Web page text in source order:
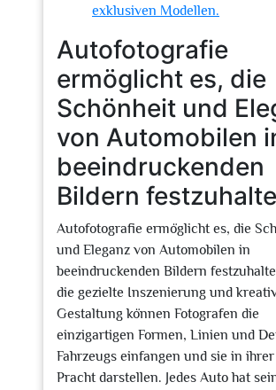
exklusiven Modellen.
Autofotografie
ermöglicht es, die
Schönheit und
von Automobilen
beeindruckenden
Bildern
Autofotografie ermöglicht es, die
und Eleganz von Automobilen in
beeindruckenden Bildern
die gezielte Inszenierung und
Gestaltung können Fotografen die
einzigartigen Formen, Linien und
Fahrzeugs einfangen und sie in
Pracht darstellen. Jedes Auto hat